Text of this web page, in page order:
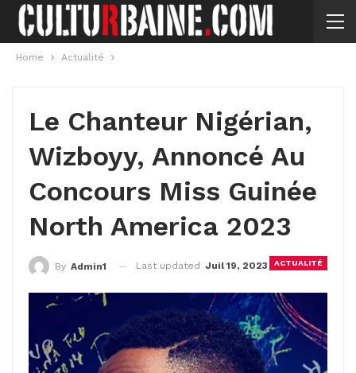
Home Actualité
Le Chanteur Nigérian,
Wizboyy, Annoncé Au
Concours Miss Guinée
North America 2023
ACTUALITÉ
By Admin1 Last updated Juil 19, 2023